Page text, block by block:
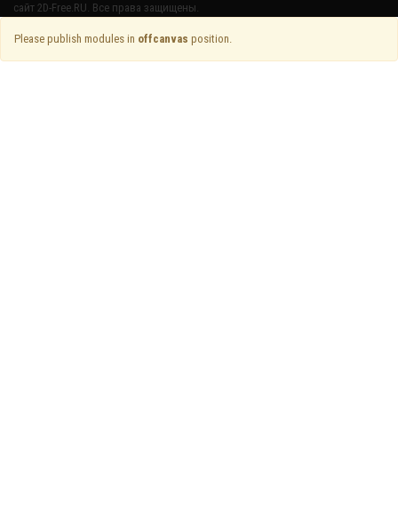
сайт 2D-Free.RU. Все права защищены.
Please publish modules in offcanvas position.